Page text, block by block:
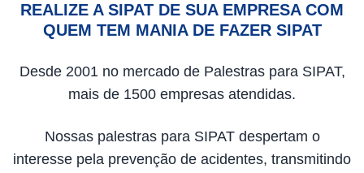
REALIZE A SIPAT DE SUA EMPRESA COM
QUEM TEM MANIA DE FAZER SIPAT
Desde 2001 no mercado de Palestras para SIPAT,
mais de 1500 empresas atendidas.
Nossas palestras para SIPAT despertam o
interesse pela prevenção de acidentes, transmitindo